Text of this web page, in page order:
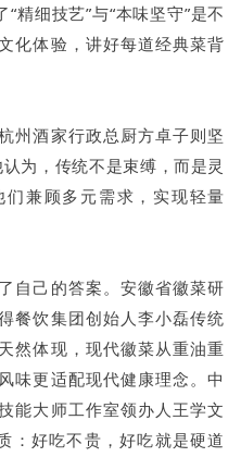
精细技艺”与“本味坚守”是不
化体验，讲好每道经典菜背
州酒家行政总厨方卓子则坚
为，传统不是束缚，而是灵
兼顾多元需求，实现轻量
自己的答案。安徽省徽菜研
餐饮集团创始人李小磊传统
然体现，现代徽菜从重油重
味更适配现代健康理念。中
能大师工作室领办人王学文
：好吃不贵，好吃就是硬道